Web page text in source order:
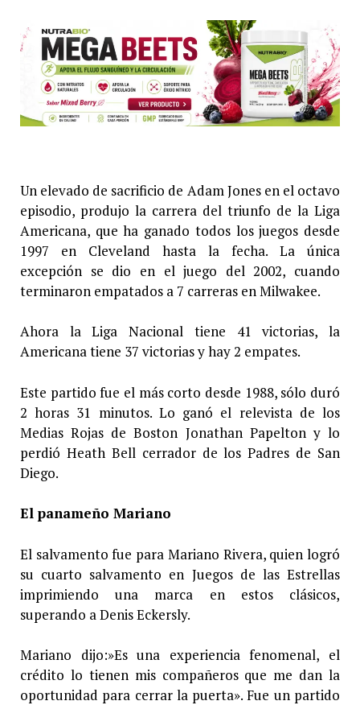
Un elevado de sacrificio de Adam Jones en el octavo
episodio, produjo la carrera del triunfo de la Liga
Americana, que ha ganado todos los juegos desde
1997 en Cleveland hasta la fecha. La única
excepción se dio en el juego del 2002, cuando
terminaron empatados a 7 carreras en Milwakee.
Ahora la Liga Nacional tiene 41 victorias, la
Americana tiene 37 victorias y hay 2 empates.
Este partido fue el más corto desde 1988, sólo duró
2 horas 31 minutos. Lo ganó el relevista de los
Medias Rojas de Boston Jonathan Papelton y lo
perdió Heath Bell cerrador de los Padres de San
Diego.
El panameño Mariano
El salvamento fue para Mariano Rivera, quien logró
su cuarto salvamento en Juegos de las Estrellas
imprimiendo una marca en estos clásicos,
superando a Denis Eckersly.
Mariano dijo:»Es una experiencia fenomenal, el
crédito lo tienen mis compañeros que me dan la
oportunidad para cerrar la puerta». Fue un partido